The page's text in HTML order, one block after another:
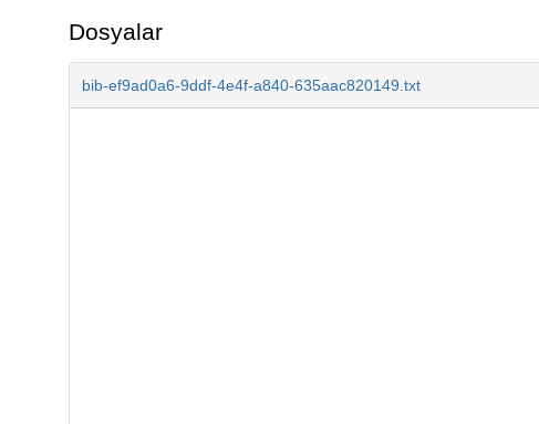
Dosyalar
bib-ef9ad0a6-9ddf-4e4f-a840-635aac820149.txt